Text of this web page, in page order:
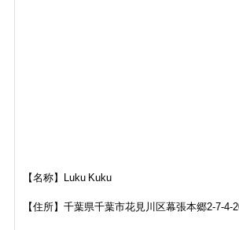
【名称】Luku Kuku
【住所】 千葉県千葉市花見川区幕張本郷2-7-4-